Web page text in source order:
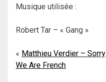
Musique utilisée :
Robert Tar – « Gang »
Navigation
de
Matthieu Verdier – Sorry
We Are French